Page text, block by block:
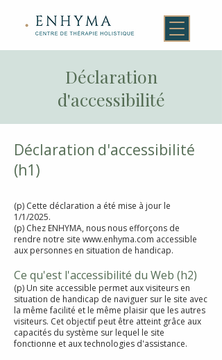
Déclaration
d'accessibilité
Déclaration d'accessibilité
(h1)
(p) Cette déclaration a été mise à jour le
1/1/2025.
(p) Chez ENHYMA, nous nous efforçons de
rendre notre site www.enhyma.com accessible
aux personnes en situation de handicap.
Ce qu'est l'accessibilité du Web (h2)
(p) Un site accessible permet aux visiteurs en
situation de handicap de naviguer sur le site avec
la même facilité et le même plaisir que les autres
visiteurs. Cet objectif peut être atteint grâce aux
capacités du système sur lequel le site
fonctionne et aux technologies d'assistance.